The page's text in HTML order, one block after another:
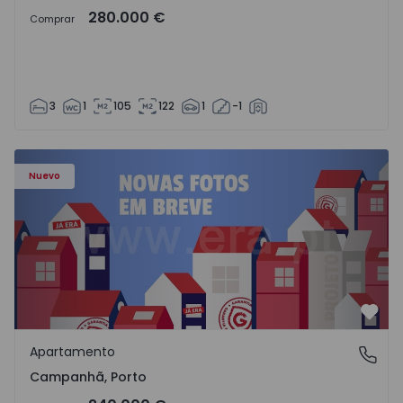
Comprar 280.000 €
3 1 105 122 1 -1
Nuevo
Apartamento T3 Porto, Campanhã - 1575504 - 1
Campanhã, Porto
Apartamento
Campanhã, Porto